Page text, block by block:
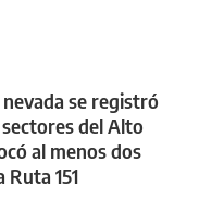
se registró
del Alto
al menos dos
Ruta 151